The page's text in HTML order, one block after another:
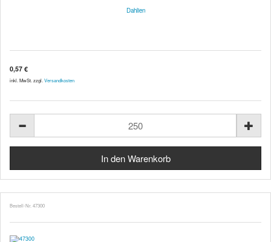
Dahlien
0,57 €
inkl. MwSt. zzgl. Versandkosten
Bestell-Nr. 47300